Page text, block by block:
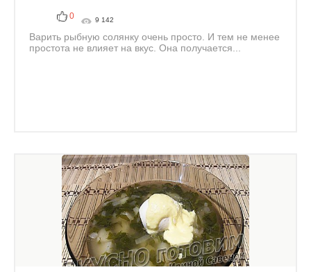
0 9 142
Варить рыбную солянку очень просто. И тем не менее
простота не влияет на вкус. Она получается...